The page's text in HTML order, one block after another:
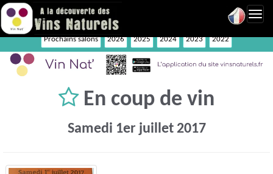
Prochains salons 2026 2025 2024 2023 2022
En coup de vin
Samedi 1er juillet 2017